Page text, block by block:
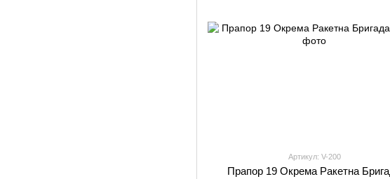
Артикул: V-200
Прапор 19 Окрема Ракетна